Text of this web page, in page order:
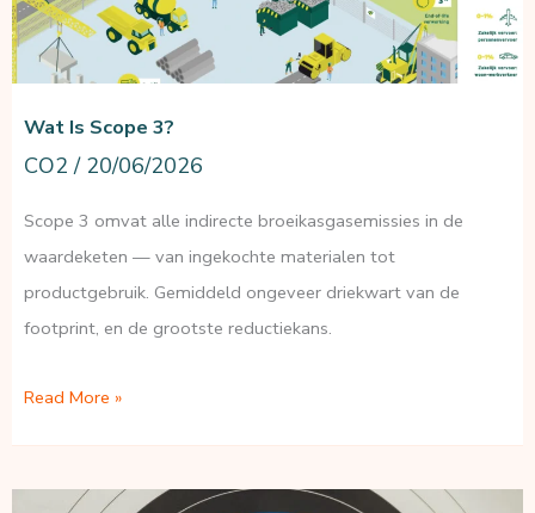
Wat Is Scope 3?
CO2 / 20/06/2026
Scope 3 omvat alle indirecte broeikasgasemissies in de
waardeketen — van ingekochte materialen tot
productgebruik. Gemiddeld ongeveer driekwart van de
footprint, en de grootste reductiekans.
Wat
Read More »